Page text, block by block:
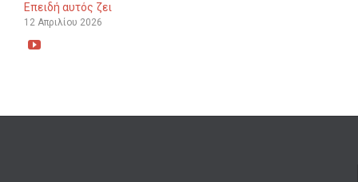
Επειδή αυτός ζει
12 Απριλίου 2026
